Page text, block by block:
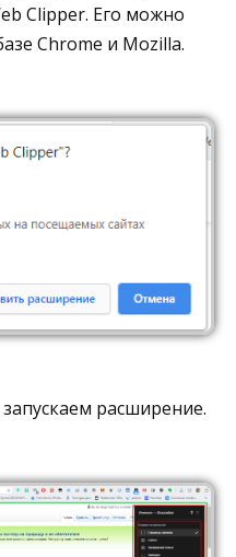
Clipper. Его можно
Chrome и Mozilla.
расширение.